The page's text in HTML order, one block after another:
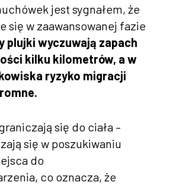
jest sygnałem, że
się w zaawansowanej fazie
plujki wyczuwają zapach
kilku kilometrów, a w
ryzyko migracji
się do ciała –
się w poszukiwaniu
do
co oznacza, że